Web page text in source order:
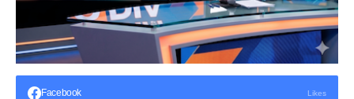
Facebook Likes